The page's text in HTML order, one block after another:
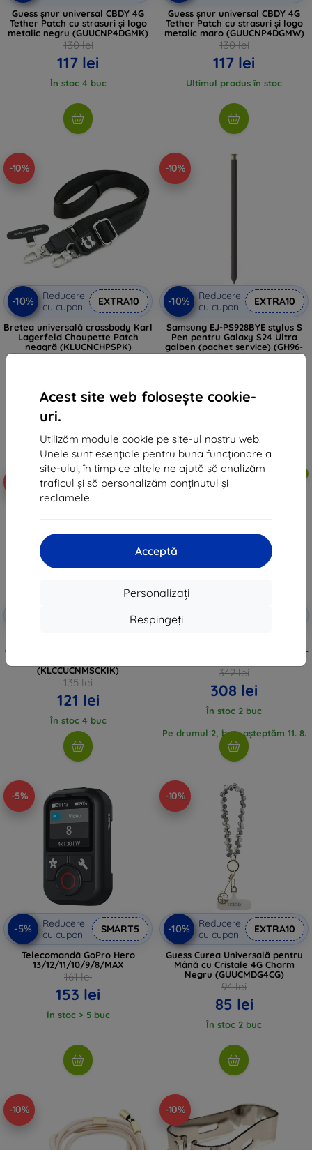
Acest site web folosește cookie-
uri.
Utilizăm module cookie pe site-ul nostru web.
Unele sunt esențiale pentru buna funcționare a
site-ului, în timp ce altele ne ajută să analizăm
traficul și să personalizăm conținutul și
reclamele.
Acceptă
Personalizați
Respingeți
Guess șnur universal CBDY 4G
Tether Patch cu strasuri și logo
metalic negru (GUUCNP4DGMK)
130 lei
117 lei
În stoc 4 buc
Guess șnur universal CBDY 4G
Tether Patch cu strasuri și logo
metalic maro (GUUCNP4DGMW)
130 lei
117 lei
Ultimul produs în stoc
-10%
-10%
Reducere
cu cupon
EXTRA10
Bretea universală crossbody Karl
Lagerfeld Choupette Patch
neagră (KLUCNCHPSPK)
În stoc > 5 buc
-10%
-10%
Reducere
cu cupon
EXTRA10
Samsung EJ-PS928BYE stylus S
Pen pentru Galaxy S24 Ultra
galben (pachet service) (GH96-
16577C)
211 lei
EXTRA10
CBDY Ikonik Charm USB-C/USB-C
(KLCCUCNMSCKIK)
135 lei
121 lei
În stoc 4 buc
-10%
Transport gratuit
-10%
Galaxy Tab S11 / S11 Ultra alb (EJ-
342 lei
308 lei
În stoc 2 buc
Pe drumul 2, buc, așteptăm 11. 8.
2026
-5%
-5%
Reducere
cu cupon
SMART5
Telecomandă GoPro Hero
13/12/11/10/9/8/MAX
161 lei
153 lei
În stoc > 5 buc
-10%
-10%
Reducere
cu cupon
EXTRA10
Guess Curea Universală pentru
Mână cu Cristale 4G Charm
Negru (GUUCMDG4CG)
94 lei
85 lei
În stoc 2 buc
-10% -10%